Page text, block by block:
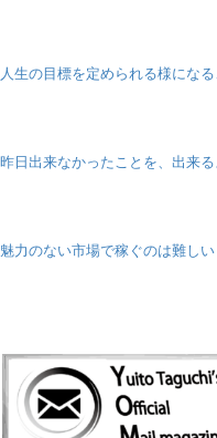
人生の目標を定められる様にな
昨日出来なかったことを、出来
魅力のない市場で稼ぐのは難しい